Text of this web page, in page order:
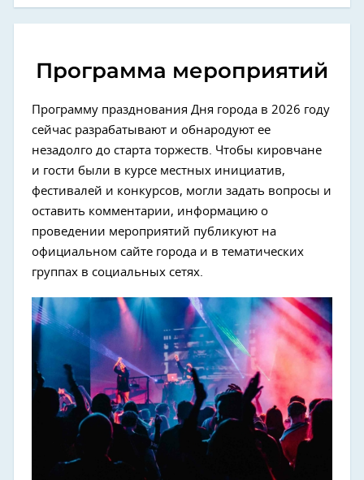
Программа мероприятий
Программу празднования Дня города в 2026 году
сейчас разрабатывают и обнародуют ее
незадолго до старта торжеств. Чтобы кировчане
и гости были в курсе местных инициатив,
фестивалей и конкурсов, могли задать вопросы и
оставить комментарии, информацию о
проведении мероприятий публикуют на
официальном сайте города и в тематических
группах в социальных сетях.